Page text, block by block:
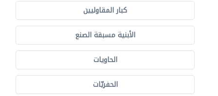
كبار المقاوليين
الأبنية مسبقة الصنع
الحاويات
الحفريّات